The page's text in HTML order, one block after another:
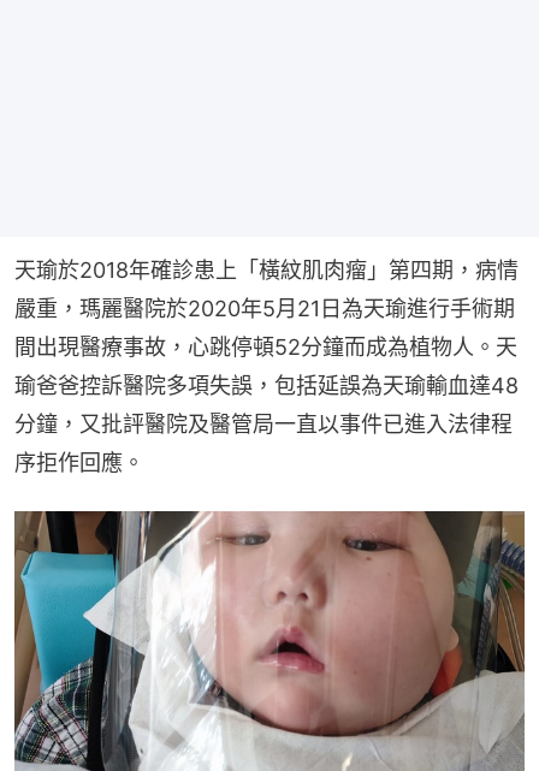
天瑜於2018年確診患上「橫紋肌肉瘤」第四期，病情
嚴重，瑪麗醫院於2020年5月21日為天瑜進行手術期
間出現醫療事故，心跳停頓52分鐘而成為植物人。天
瑜爸爸控訴醫院多項失誤，包括延誤為天瑜輸血達48
分鐘，又批評醫院及醫管局一直以事件已進入法律程
序拒作回應。